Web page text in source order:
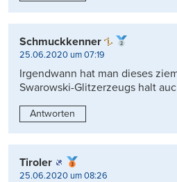
Schmuckkenner
25.06.2020 um 07:19
Irgendwann hat man dieses
Swarowski-Glitzerzeugs halt
Antworten
Tiroler
25.06.2020 um 08:26